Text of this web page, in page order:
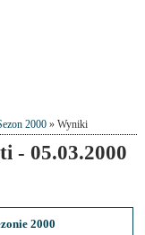
2000» Wyniki
- 05.03.2000
2000